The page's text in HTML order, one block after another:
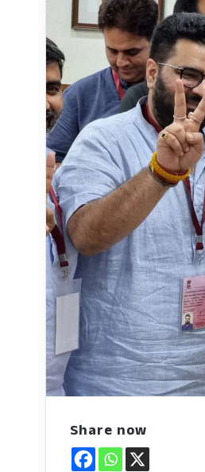
Share now